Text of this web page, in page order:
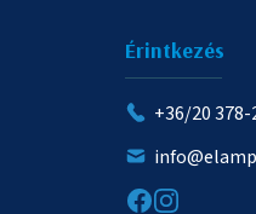
Érintkezés
+36/20 378-